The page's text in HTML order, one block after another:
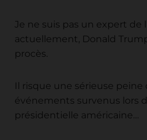
Je ne suis pas un expert de
actuellement, Donald
procès.
Il risque une sérieuse peine
événements survenus lors
présidentielle américaine…